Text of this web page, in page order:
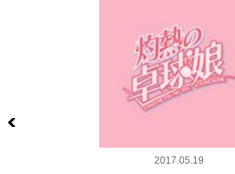
2017.05.19